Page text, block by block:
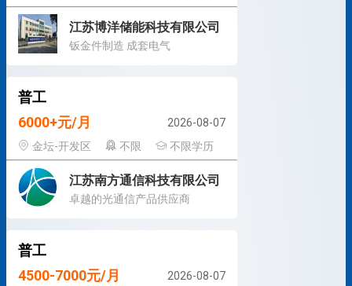
江苏博洋储能科技有限公司
钣金件制造 成套电气
普工
6000+元/月
2026-08-07
金坛-开发区
不限 不限学历
江苏南方通信科技有限公司
卓越的光通信产品供应商
普工
4500-7000元/月
2026-08-07